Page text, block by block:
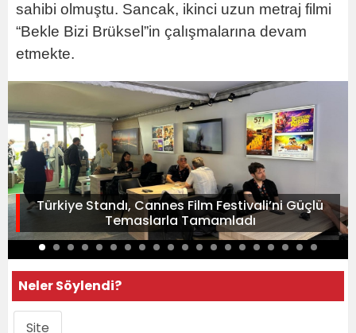
sahibi olmuştu. Sancak, ikinci uzun metraj filmi
“Bekle Bizi Brüksel”in çalışmalarına devam
etmekte.
Türkiye Standı, Cannes Film Festivali’ni Güçlü
Temaslarla Tamamladı
Neler Söylendi?
Site